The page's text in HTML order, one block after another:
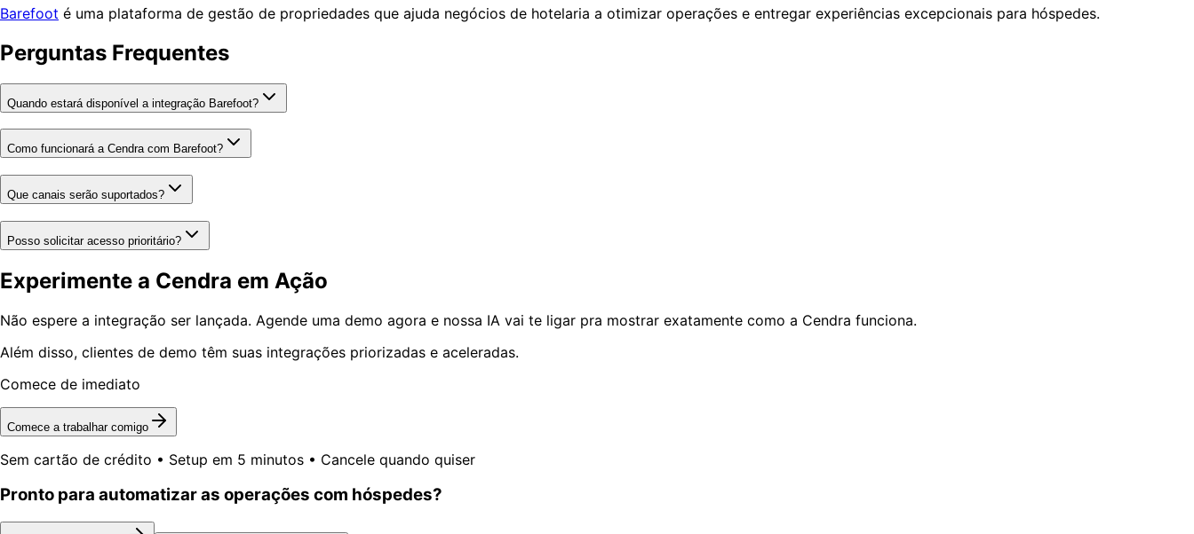
Barefoot é uma plataforma de gestão de propriedades que ajuda negócios de hotelaria a otimizar operações e entregar experiências excepcionais para hóspedes.
Perguntas Frequentes
Quando estará disponível a integração Barefoot?
Como funcionará a Cendra com Barefoot?
Que canais serão suportados?
Posso solicitar acesso prioritário?
Experimente a Cendra em Ação
Não espere a integração ser lançada. Agende uma demo agora e nossa IA vai te ligar pra mostrar exatamente como a Cendra funciona.
Além disso, clientes de demo têm suas integrações priorizadas e aceleradas.
Comece de imediato
Comece a trabalhar comigo
Sem cartão de crédito • Setup em 5 minutos • Cancele quando quiser
Pronto para automatizar as operações com hóspedes?